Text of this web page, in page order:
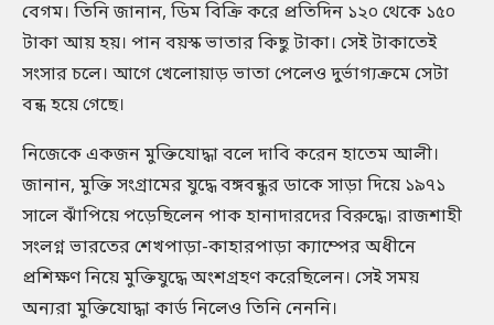
বেগম। তিনি জানান, ডিম বিক্রি করে প্রতিদিন ১২০ থেকে ১৫০
টাকা আয় হয়। পান বয়স্ক ভাতার কিছু টাকা। সেই টাকাতেই
সংসার চলে। আগে খেলোয়াড় ভাতা পেলেও দুর্ভাগ্যক্রমে সেটা
বন্ধ হয়ে গেছে।
নিজেকে একজন মুক্তিযোদ্ধা বলে দাবি করেন হাতেম আলী।
জানান, মুক্তি সংগ্রামের যুদ্ধে বঙ্গবন্ধুর ডাকে সাড়া দিয়ে ১৯৭১
সালে ঝাঁপিয়ে পড়েছিলেন পাক হানাদারদের বিরুদ্ধে। রাজশাহী
সংলগ্ন ভারতের শেখপাড়া-কাহারপাড়া ক্যাম্পের অধীনে
প্রশিক্ষণ নিয়ে মুক্তিযুদ্ধে অংশগ্রহণ করেছিলেন। সেই সময়
অন্যরা মুক্তিযোদ্ধা কার্ড নিলেও তিনি নেননি।